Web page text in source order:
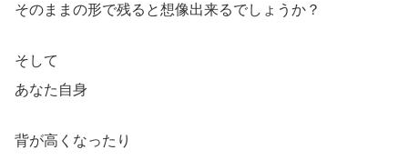
そのままの形で残ると想像出来るでしょうか？
そして
あなた自身
背が高くなったり